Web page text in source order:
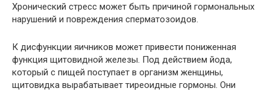
Хронический стресс может быть причиной гормональных
нарушений и повреждения сперматозоидов.
К дисфункции яичников может привести пониженная
функция щитовидной железы. Под действием йода,
который с пищей поступает в организм женщины,
щитовидка вырабатывает тиреоидные гормоны. Они